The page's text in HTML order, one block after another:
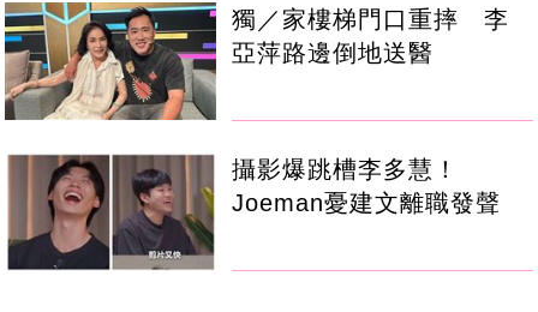
獨／家樓梯門口重摔 李
亞萍路邊倒地送醫
攝影爆跳槽李多慧！
Joeman憂建文離職發聲